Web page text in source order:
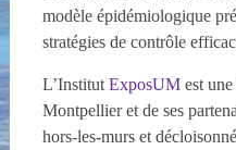
modèle épidémiologique
stratégies de contrôle
L’Institut ExposUMest une
Montpellier et de ses
hors-les-murs et